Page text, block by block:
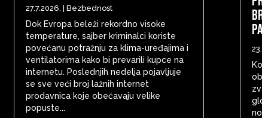
27.7.2026. Bezbednost
Dok Evropa beleži rekordno visoke
temperature, sajber kriminalci koriste
povećanu potražnju za klima-uređajima i
ventilatorima kako bi prevarili kupce na
internetu. Poslednjih nedelja pojavljuje
se sve veći broj lažnih internet
prodavnica koje obećavaju velike
popuste...